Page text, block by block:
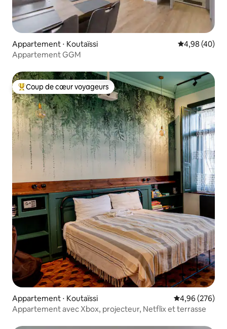
Appartement ⋅ Koutaïssi Évaluation
4,98 (40)
Appartement GGM
Coups de cœur voyageurs les plus appréciés
Coup de cœur voyageurs
Appartement ⋅ Koutaïssi Évaluation
4,96 (276)
Appartement avec Xbox, projecteur, Netflix et terrasse